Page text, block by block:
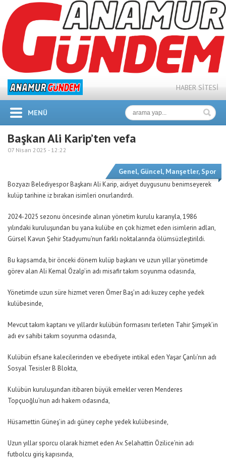
HABER SİTESİ
MENÜ
Başkan Ali Karip’ten vefa
07 Nisan 2025 - 12:22
Genel, Güncel, Manşetler, Spor
Bozyazı Belediyespor Başkanı Ali Karip, aidiyet duygusunu benimseyerek
kulüp tarihine iz bırakan isimleri onurlandırdı.
2024-2025 sezonu öncesinde alınan yönetim kurulu kararıyla, 1986
yılındaki kuruluşundan bu yana kulübe en çok hizmet eden isimlerin adları,
Gürsel Kavun Şehir Stadyumu’nun farklı noktalarında ölümsüzleştirildi.
Bu kapsamda, bir önceki dönem kulüp başkanı ve uzun yıllar yönetimde
görev alan Ali Kemal Özalp’in adı misafir takım soyunma odasında,
Yönetimde uzun süre hizmet veren Ömer Baş’ın adı kuzey cephe yedek
kulübesinde,
Mevcut takım kaptanı ve yıllardır kulübün formasını terleten Tahir Şimşek’in
adı ev sahibi takım soyunma odasında,
Kulübün efsane kalecilerinden ve ebediyete intikal eden Yaşar Çanlı’nın adı
Sosyal Tesisler B Blokta,
Kulübün kuruluşundan itibaren büyük emekler veren Menderes
Topçuoğlu’nun adı hakem odasında,
Hüsamettin Güneş’in adı güney cephe yedek kulübesinde,
Uzun yıllar sporcu olarak hizmet eden Av. Selahattin Özilice’nin adı
futbolcu giriş kapısında,